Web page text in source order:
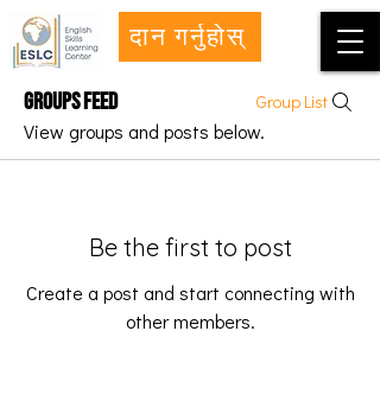
दान गर्नुहोस्
Groups Feed Group List
View groups and posts below.
Be the first to post
Create a post and start connecting with
other members.